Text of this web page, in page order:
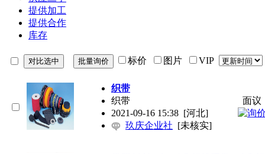
提供加工
提供合作
库存
标价 图片 VIP
织带
织带
2021-09-16 15:38 [河北]
玖庆企业社 [未核实]
面议